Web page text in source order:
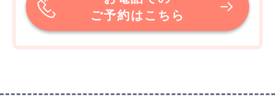
ご予約はこちら